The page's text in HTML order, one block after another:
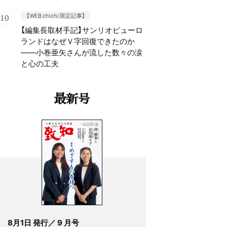
【WEB chichi 限定記事】
【編集長取材手記】サンリオピューロ
ランドはなぜＶ字回復できたのか
——小巻亜矢さんが流した数々の涙
と心の工夫
最新号
8月1日 発行／ 9 月号